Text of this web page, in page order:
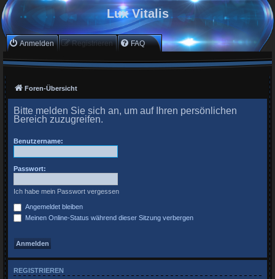
Lux Vitalis
Anmelden Registrieren FAQ
Foren-Übersicht
Bitte melden Sie sich an, um auf Ihren persönlichen
Bereich zuzugreifen.
Benutzername:
Passwort:
Ich habe mein Passwort vergessen
Angemeldet bleiben
Meinen Online-Status während dieser Sitzung verbergen
REGISTRIEREN